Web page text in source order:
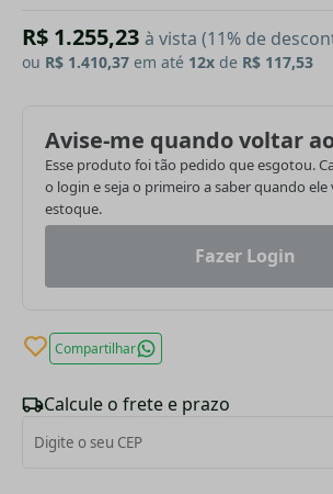
R$ 1.255,23 à vista (11% de
ou R$ 1.410,37 em até 12x de R$ 117,53
Avise-me quando voltar
Esse produto foi tão pedido que esgotou.
o login e seja o primeiro a saber quando ele
estoque.
Fazer Login
Compartilhar
Calcule o frete e prazo